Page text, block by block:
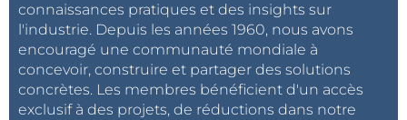
connaissances pratiques et des insights sur
l'industrie. Depuis les années 1960, nous avons
encouragé une communauté mondiale à
concevoir, construire et partager des solutions
concrètes. Les membres bénéficient d'un accès
exclusif à des projets, de réductions dans notre